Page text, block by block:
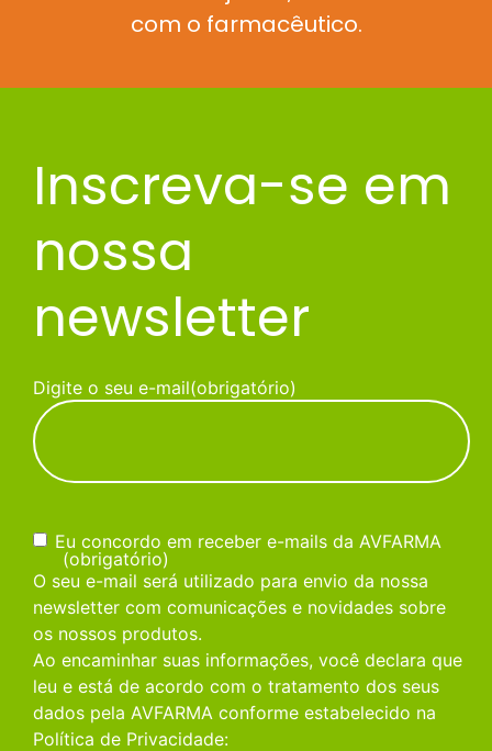
com o farmacêutico.
Inscreva-se em
nossa
newsletter
Digite o seu e-mail(obrigatório)
Consentimento(obrigatório)
Eu concordo em receber e-mails da AVFARMA
(obrigatório)
O seu e-mail será utilizado para envio da nossa
newsletter com comunicações e novidades sobre
os nossos produtos.
Ao encaminhar suas informações, você declara que
leu e está de acordo com o tratamento dos seus
dados pela AVFARMA conforme estabelecido na
Política de Privacidade: